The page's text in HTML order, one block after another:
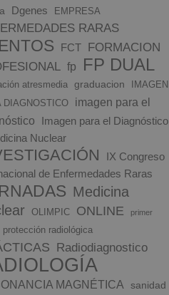
Dgenes EMPRESA
RARAS
FCT
FORMACION
fp FP DUAL
atresmedia graduacion
IMAGEN
DIAGNOSTICO
imagen para el
Imagen para el Diagnóstico
Nuclear
IX Congreso
de Enfermedades Raras
Medicina
OLIMPIC ONLINE primer
protección radiológica
Radiodiagnostico
MAGNÉTICA sanidad